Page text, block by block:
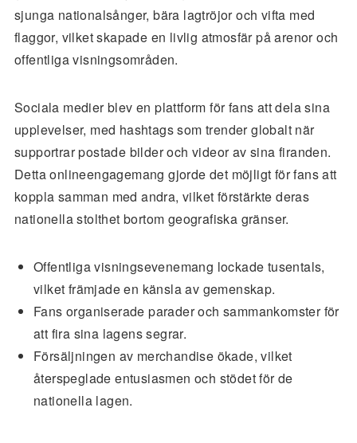
sjunga nationalsånger, bära lagtröjor och vifta med
flaggor, vilket skapade en livlig atmosfär på arenor och
offentliga visningsområden.
Sociala medier blev en plattform för fans att dela sina
upplevelser, med hashtags som trender globalt när
supportrar postade bilder och videor av sina firanden.
Detta onlineengagemang gjorde det möjligt för fans att
koppla samman med andra, vilket förstärkte deras
nationella stolthet bortom geografiska gränser.
Offentliga visningsevenemang lockade tusentals,
vilket främjade en känsla av gemenskap.
Fans organiserade parader och sammankomster för
att fira sina lagens segrar.
Försäljningen av merchandise ökade, vilket
återspeglade entusiasmen och stödet för de
nationella lagen.